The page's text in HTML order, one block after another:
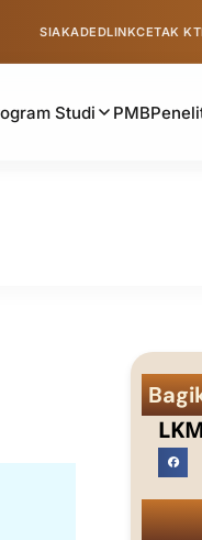
SIAKADEDLINKCETAK
Studi PMB